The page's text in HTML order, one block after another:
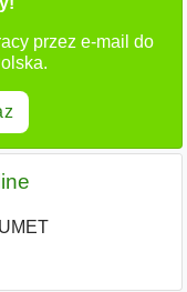
przez e-mail do